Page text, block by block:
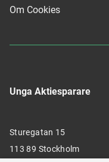
Unga Aktiesparare
Sturegatan 15
113 89 Stockholm
Om Cookies